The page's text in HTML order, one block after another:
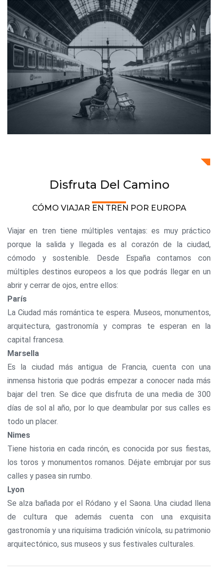
Disfruta Del Camino
CÓMO VIAJAR EN TREN POR EUROPA
Viajar en tren tiene múltiples ventajas: es muy práctico
porque la salida y llegada es al corazón de la ciudad,
cómodo y sostenible. Desde España contamos con
múltiples destinos europeos a los que podrás llegar en un
abrir y cerrar de ojos, entre ellos:
París
La Ciudad más romántica te espera. Museos, monumentos,
arquitectura, gastronomía y compras te esperan en la
capital francesa.
Marsella
Es la ciudad más antigua de Francia, cuenta con una
inmensa historia que podrás empezar a conocer nada más
bajar del tren. Se dice que disfruta de una media de 300
días de sol al año, por lo que deambular por sus calles es
todo un placer.
Nimes
Tiene historia en cada rincón, es conocida por sus fiestas,
los toros y monumentos romanos. Déjate embrujar por sus
calles y pasea sin rumbo.
Lyon
Se alza bañada por el Ródano y el Saona. Una ciudad llena
de cultura que además cuenta con una exquisita
gastronomía y una riquísima tradición vinícola, su patrimonio
arquitectónico, sus museos y sus festivales culturales.